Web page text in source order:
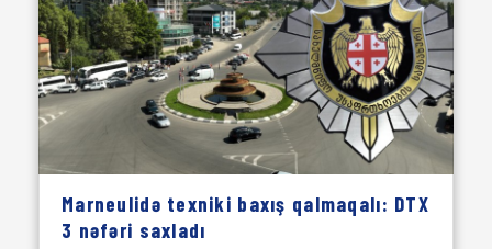
Marneulidə texniki baxış qalmaqalı: DTX
3 nəfəri saxladı